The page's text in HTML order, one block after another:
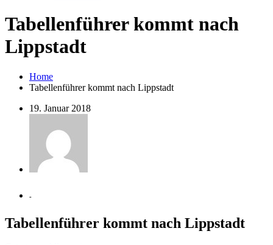
Tabellenführer kommt nach
Lippstadt
Home
Tabellenführer kommt nach Lippstadt
19. Januar 2018
-
Tabellenführer kommt nach Lippstadt